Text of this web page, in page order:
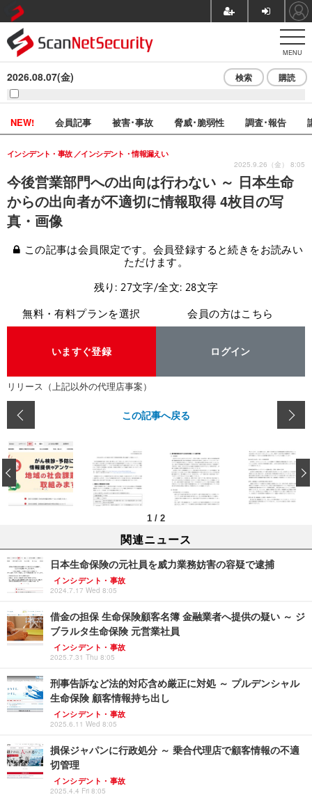
MENU
2026.08.07(金) 検索 購読
NEW! 会員記事 被害･事故 脅威･脆弱性 調査･報告
今後営業部門への出向は行わない ～ 日本生命
からの出向者が不適切に情報取得 4枚目の写
真・画像
インシデント・事故 インシデント・情報漏えい
2025.9.26（金） 8:05
この記事は会員限定です。会員登録すると続きをお読みい
ただけます。
残り: 27文字/全文: 28文字
無料・有料プランを選択
いますぐ登録
会員の方はこちら
ログイン
リリース（上記以外の代理店事案）
この記事へ戻る
1 / 2
‹
関連ニュース
日本生命保険の元社員を威力業務妨害の容疑で逮捕
インシデント・事故
2024.7.17 Wed 8:05
借金の担保 生命保険顧客名簿 金融業者へ提供の疑い ～ ジ
ブラルタ生命保険 元営業社員
インシデント・事故
2025.7.31 Thu 8:05
刑事告訴など法的対応含め厳正に対処 ～ プルデンシャル
生命保険 顧客情報持ち出し
インシデント・事故
2025.6.11 Wed 8:05
損保ジャパンに行政処分 ～ 乗合代理店で顧客情報の不適
切管理
インシデント・事故
2025.4.4 Fri 8:05